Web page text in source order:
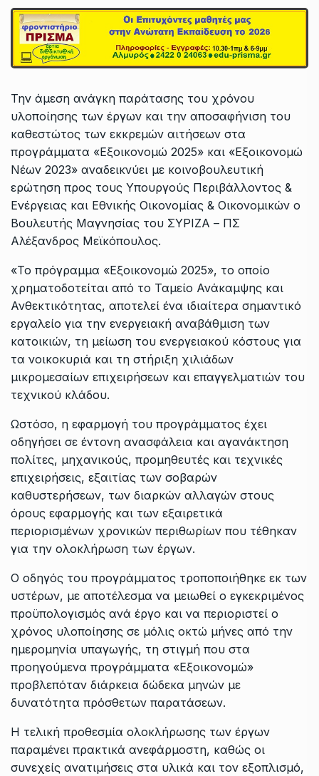
Την άμεση ανάγκη παράτασης του χρόνου
υλοποίησης των έργων και την αποσαφήνιση του
καθεστώτος των εκκρεμών αιτήσεων στα
προγράμματα «Εξοικονομώ 2025» και «Εξοικονομώ
Νέων 2023» αναδεικνύει με κοινοβουλευτική
ερώτηση προς τους Υπουργούς Περιβάλλοντος &
Ενέργειας και Εθνικής Οικονομίας & Οικονομικών ο
Βουλευτής Μαγνησίας του ΣΥΡΙΖΑ – ΠΣ
Αλέξανδρος Μεϊκόπουλος.
«Το πρόγραμμα «Εξοικονομώ 2025», το οποίο
χρηματοδοτείται από το Ταμείο Ανάκαμψης και
Ανθεκτικότητας, αποτελεί ένα ιδιαίτερα σημαντικό
εργαλείο για την ενεργειακή αναβάθμιση των
κατοικιών, τη μείωση του ενεργειακού κόστους για
τα νοικοκυριά και τη στήριξη χιλιάδων
μικρομεσαίων επιχειρήσεων και επαγγελματιών του
τεχνικού κλάδου.
Ωστόσο, η εφαρμογή του προγράμματος έχει
οδηγήσει σε έντονη ανασφάλεια και αγανάκτηση
πολίτες, μηχανικούς, προμηθευτές και τεχνικές
επιχειρήσεις, εξαιτίας των σοβαρών
καθυστερήσεων, των διαρκών αλλαγών στους
όρους εφαρμογής και των εξαιρετικά
περιορισμένων χρονικών περιθωρίων που τέθηκαν
για την ολοκλήρωση των έργων.
Ο οδηγός του προγράμματος τροποποιήθηκε εκ των
υστέρων, με αποτέλεσμα να μειωθεί ο εγκεκριμένος
προϋπολογισμός ανά έργο και να περιοριστεί ο
χρόνος υλοποίησης σε μόλις οκτώ μήνες από την
ημερομηνία υπαγωγής, τη στιγμή που στα
προηγούμενα προγράμματα «Εξοικονομώ»
προβλεπόταν διάρκεια δώδεκα μηνών με
δυνατότητα πρόσθετων παρατάσεων.
Η τελική προθεσμία ολοκλήρωσης των έργων
παραμένει πρακτικά ανεφάρμοστη, καθώς οι
συνεχείς ανατιμήσεις στα υλικά και τον εξοπλισμό,